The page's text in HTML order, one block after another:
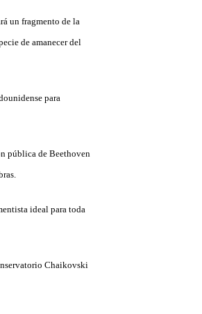
un fragmento de la
de amanecer del
para
pública de Beethoven
ideal para toda
Chaikovski